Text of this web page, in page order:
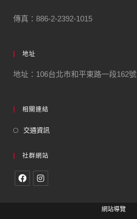
傳真：886-2-2392-1015
地址
地址：106台北市和平東路一段162號
相關連結
交通資訊
社群網站
網站導覽